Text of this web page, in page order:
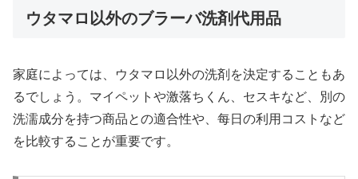
ウタマロ以外のブラーバ洗剤代用品
家庭によっては、ウタマロ以外の洗剤を決定することもあ
るでしょう。マイペットや激落ちくん、セスキなど、別の
洗濡成分を持つ商品との適合性や、每日の利用コストなど
を比較することが重要です。